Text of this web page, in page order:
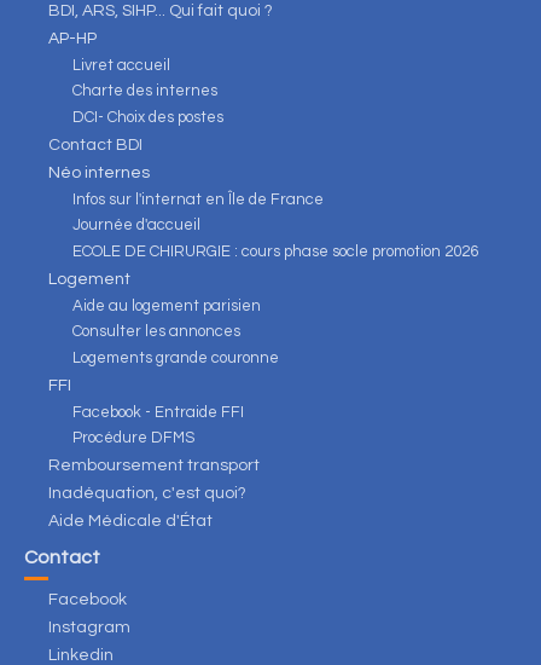
BDI, ARS, SIHP... Qui fait quoi ?
AP-HP
Livret accueil
Charte des internes
DCI- Choix des postes
Contact BDI
Néo internes
Infos sur l'internat en Île de France
Journée d'accueil
ECOLE DE CHIRURGIE : cours phase socle promotion 2026
Logement
Aide au logement parisien
Consulter les annonces
Logements grande couronne
FFI
Facebook - Entraide FFI
Procédure DFMS
Remboursement transport
Inadéquation, c'est quoi?
Aide Médicale d'État
Contact
Facebook
Instagram
Linkedin